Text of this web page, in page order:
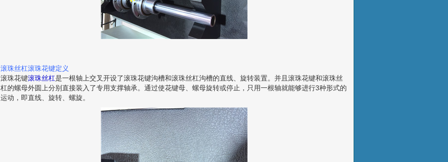
滚珠丝杠滚珠花键定义
滚珠花键滚珠丝杠是一根轴上交叉开设了滚珠花键沟槽和滚珠丝杠沟槽的直线、旋转装置。并且滚珠花键和滚珠丝
杠的螺母外圆上分别直接装入了专用支撑轴承。通过使花键母、螺母旋转或停止，只用一根轴就能够进行3种形式的
运动，即直线、旋转、螺旋。